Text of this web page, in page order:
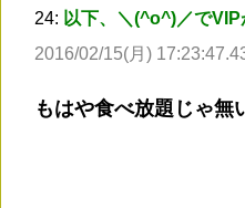
24: 以下、＼(^o^)／で
2016/02/15(月)
もはや食べ放題じゃ無